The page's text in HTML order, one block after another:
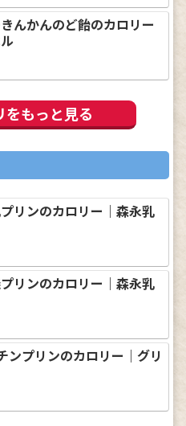
んかんのど飴のカロリー
をもっと見る
リンのカロリー｜森永乳
リンのカロリー｜森永乳
ンプリンのカロリー｜グリ